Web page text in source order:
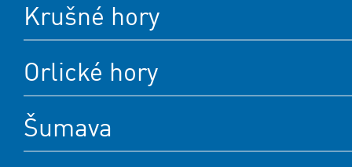
Krušné hory
Orlické hory
Šumava